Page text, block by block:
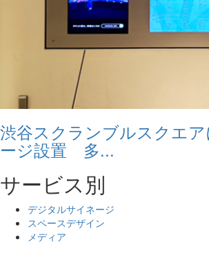
渋谷スクランブルスクエ
ージ設置 多...
サービス別
デジタルサイネージ
スペースデザイン
メディア